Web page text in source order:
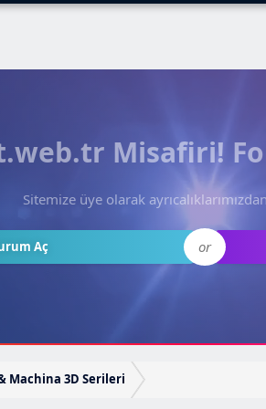
Misafiri!
Sitemize üye olarak
Aç or
Machina 3D Serileri